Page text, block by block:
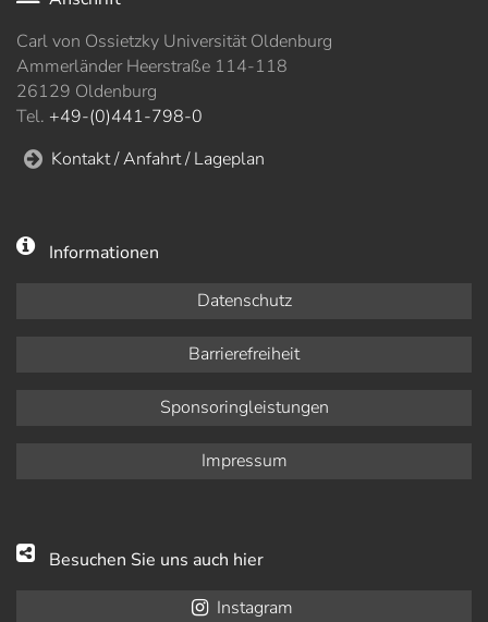
Carl von Ossietzky Universität Oldenburg
Ammerländer Heerstraße 114-118
26129 Oldenburg
Tel. +49-(0)441-798-0
Kontakt / Anfahrt / Lageplan
Informationen
Datenschutz
Barrierefreiheit
Sponsoringleistungen
Impressum
Besuchen Sie uns auch hier
Instagram